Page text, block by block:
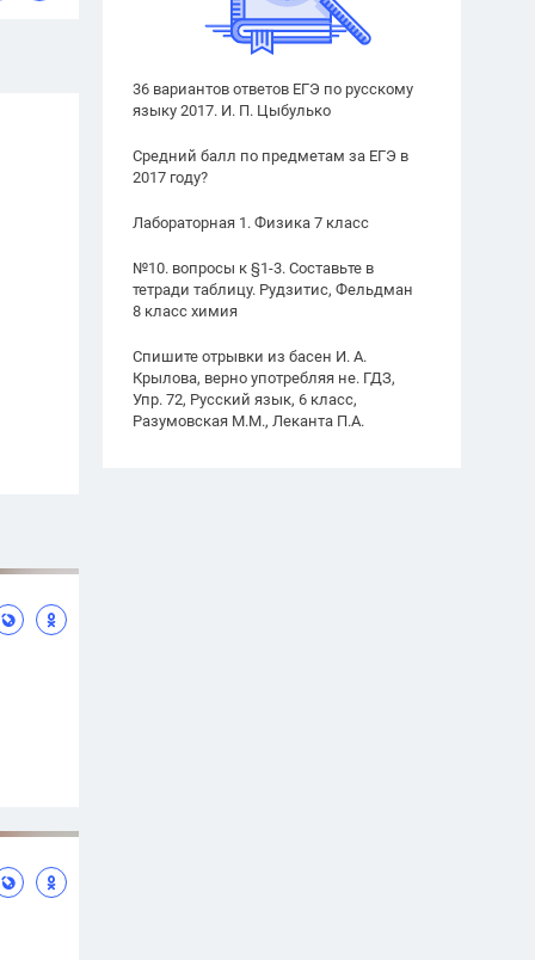
36 вариантов ответов ЕГЭ по русскому
языку 2017. И. П. Цыбулько
Средний балл по предметам за ЕГЭ в
2017 году?
Лабораторная 1. Физика 7 класс
№10. вопросы к §1-3. Составьте в
тетради таблицу. Рудзитис, Фельдман
8 класс химия
Спишите отрывки из басен И. А.
Крылова, верно употребляя не. ГДЗ,
Упр. 72, Русский язык, 6 класс,
Разумовская М.М., Леканта П.А.